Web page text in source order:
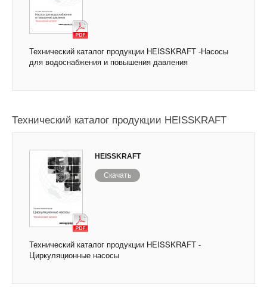
Технический каталог продукции HEISSKRAFT -Насосы
для водоснабжения и повышения давления
Технический каталог продукции HEISSKRAFT
HEISSKRAFT
Скачать
Технический каталог продукции HEISSKRAFT -
Циркуляционные насосы